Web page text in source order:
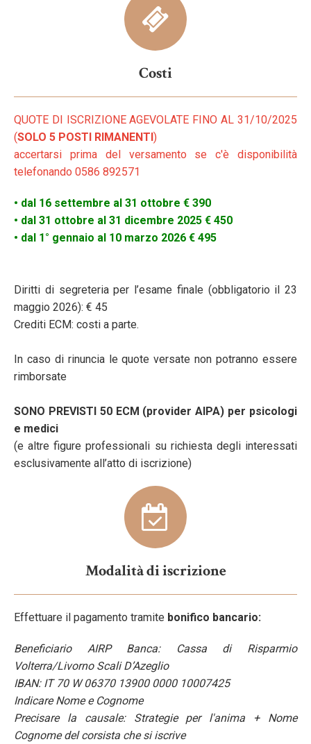
Costi
QUOTE DI ISCRIZIONE AGEVOLATE FINO AL 31/10/2025
(SOLO 5 POSTI RIMANENTI)
accertarsi prima del versamento se c'è disponibilità
telefonando 0586 892571
• dal 16 settembre al 31 ottobre € 390
• dal 31 ottobre al 31 dicembre 2025 € 450
• dal 1° gennaio al 10 marzo 2026 € 495
Diritti di segreteria per l’esame finale (obbligatorio il 23
maggio 2026): € 45
Crediti ECM: costi a parte.
In caso di rinuncia le quote versate non potranno essere
rimborsate
SONO PREVISTI 50 ECM (provider AIPA) per psicologi
e medici
(e altre figure professionali su richiesta degli interessati
esclusivamente all’atto di iscrizione)
Modalità di iscrizione
Effettuare il pagamento tramite bonifico bancario:
Beneficiario AIRP Banca: Cassa di Risparmio
Volterra/Livorno Scali D’Azeglio
IBAN: IT 70 W 06370 13900 0000 10007425
Indicare Nome e Cognome
Precisare la causale: Strategie per l'anima + Nome
Cognome del corsista che si iscrive